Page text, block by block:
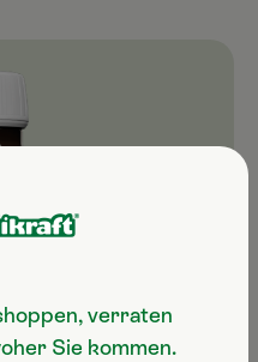
verraten
Sie kommen.